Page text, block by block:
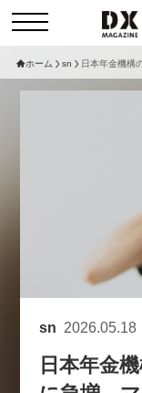
ホーム sn 日本年金機構
sn 2026.05.18
日本年金